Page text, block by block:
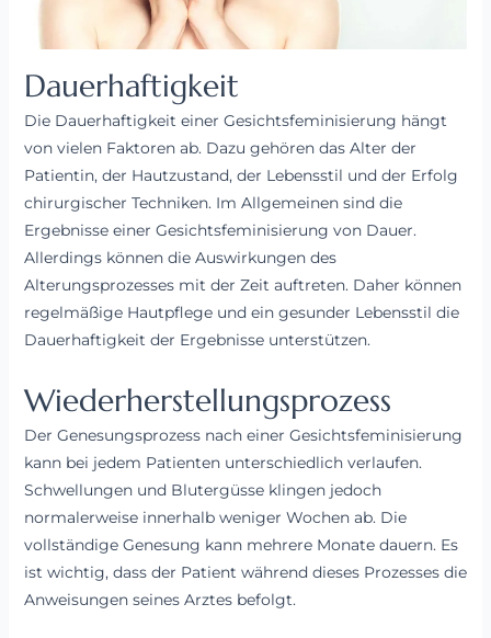
Dauerhaftigkeit
Die Dauerhaftigkeit einer Gesichtsfeminisierung hängt
von vielen Faktoren ab. Dazu gehören das Alter der
Patientin, der Hautzustand, der Lebensstil und der Erfolg
chirurgischer Techniken. Im Allgemeinen sind die
Ergebnisse einer Gesichtsfeminisierung von Dauer.
Allerdings können die Auswirkungen des
Alterungsprozesses mit der Zeit auftreten. Daher können
regelmäßige Hautpflege und ein gesunder Lebensstil die
Dauerhaftigkeit der Ergebnisse unterstützen.
Wiederherstellungsprozess
Der Genesungsprozess nach einer Gesichtsfeminisierung
kann bei jedem Patienten unterschiedlich verlaufen.
Schwellungen und Blutergüsse klingen jedoch
normalerweise innerhalb weniger Wochen ab. Die
vollständige Genesung kann mehrere Monate dauern. Es
ist wichtig, dass der Patient während dieses Prozesses die
Anweisungen seines Arztes befolgt.